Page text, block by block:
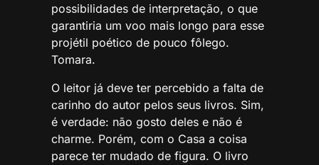
possibilidades de interpretação, o que
garantiria um voo mais longo para esse
projétil poético de pouco fôlego.
Tomara.
O leitor já deve ter percebido a falta de
carinho do autor pelos seus livros. Sim,
é verdade: não gosto deles e não é
charme. Porém, com o Casa a coisa
parece ter mudado de figura. O livro